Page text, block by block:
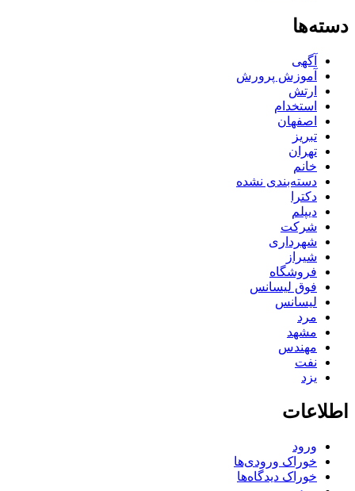
دسته‌ها
آگهی
آموزش پرورش
ارتش
استخدام
اصفهان
تبریز
تهران
خانم
دسته‌بندی نشده
دکترا
دیپلم
شرکت
شهرداری
شیراز
فروشگاه
فوق لیسانس
لیسانس
مرد
مشهد
مهندس
نفت
یزد
اطلاعات
ورود
خوراک ورودی‌ها
خوراک دیدگاه‌ها